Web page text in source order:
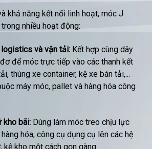
khả năng kết nối linh hoạt, móc J
nhiều hoạt động:
logistics và vận tải: Kết hợp cùng dây
để móc trực tiếp vào các thanh kết
thùng xe container, kệ xe bán tải,...
máy móc, pallet và hàng hóa công
kho bãi: Dùng làm móc treo chịu lực
hóa, công cụ dụng cụ lên các hệ
kệ kho một cách gọn gàng.